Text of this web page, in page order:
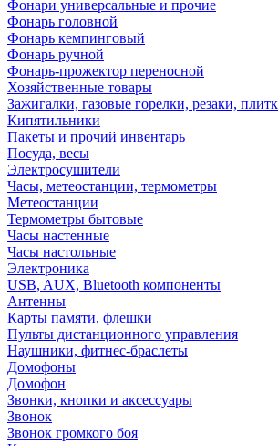
Фонари универсальные и прочие
Фонарь головной
Фонарь кемпинговый
Фонарь ручной
Фонарь-прожектор переносной
Хозяйственные товары
Зажигалки, газовые горелки, резаки,
Кипятильники
Пакеты и прочий инвентарь
Посуда, весы
Электросушители
Часы, метеостанции, термометры
Метеостанции
Термометры бытовые
Часы настенные
Часы настольные
Электроника
USB, AUX, Bluetooth компоненты
Антенны
Карты памяти, флешки
Пульты дистанционного управления
Наушники, фитнес-браслеты
Домофоны
Домофон
Звонки, кнопки и аксессуары
Звонок
Звонок громкого боя